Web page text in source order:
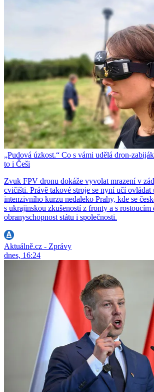
„Pudová úzkost.“ Co s vámi udělá dron-
to i Češi
Zvuk FPV dronu dokáže vyvolat mrazení v
cvičišti. Právě takové stroje se nyní učí ovládat
intenzivního kurzu nedaleko Prahy, kde se
s ukrajinskou zkušeností z fronty a s rostoucím
obranyschopnost státu i společnosti.
Aktuálně.cz - Zprávy
dnes, 16:24